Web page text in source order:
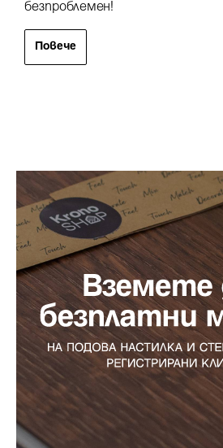
безпроблемен!
Повече